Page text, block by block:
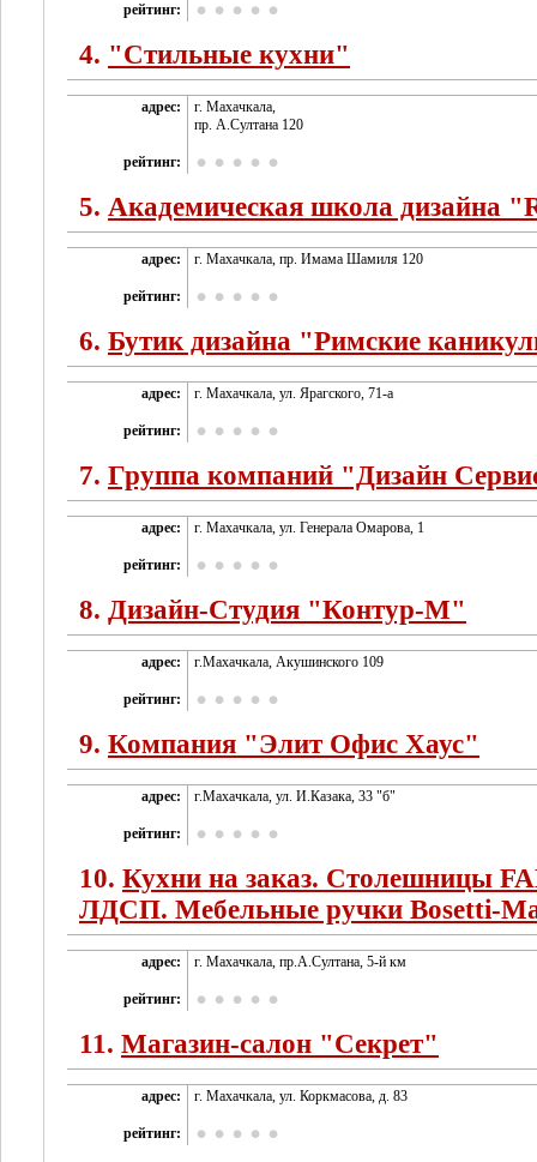
рейтинг:
4. "Стильные кухни"
адрес:
г. Махачкала,
пр. А.Султана 120
рейтинг:
5. Академическая школа дизайна
адрес: г. Махачкала, пр. Имама Шамиля 120
рейтинг:
6. Бутик дизайна "Римские
адрес: г. Махачкала, ул. Ярагского, 71-а
рейтинг:
7. Группа компаний "Дизайн
адрес: г. Махачкала, ул. Генерала Омарова, 1
рейтинг:
8. Дизайн-Студия "Контур-М"
адрес: г.Махачкала, Акушинского 109
рейтинг:
9. Компания "Элит Офис Хаус"
адрес: г.Махачкала, ул. И.Казака, 33 "б"
рейтинг:
10. Кухни на заказ. Столешницы
ЛДСП. Мебельные ручки Bosetti-
адрес: г. Махачкала, пр.А.Султана, 5-й км
рейтинг:
11. Магазин-салон "Секрет"
адрес: г. Махачкала, ул. Коркмасова, д. 83
рейтинг: